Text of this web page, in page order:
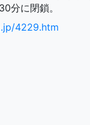
分に閉鎖。
4229.htm